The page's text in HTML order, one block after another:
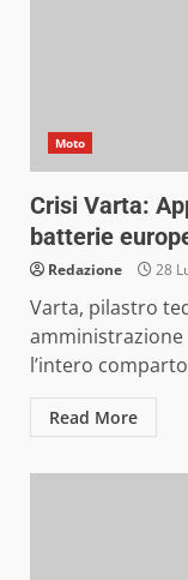
Moto
Crisi Varta:
batterie
Redazione 28
Varta, pilastro
amministrazione
l’intero
Read More